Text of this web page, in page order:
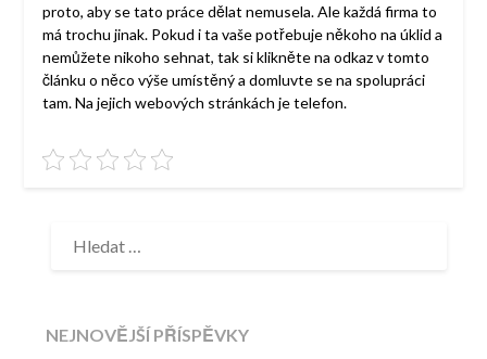
proto, aby se tato práce dělat nemusela. Ale každá firma to
má trochu jinak. Pokud i ta vaše potřebuje někoho na úklid a
nemůžete nikoho sehnat, tak si klikněte na odkaz v tomto
článku o něco výše umístěný a domluvte se na spolupráci
tam. Na jejich webových stránkách je telefon.
NEJNOVĚJŠÍ PŘÍSPĚVKY